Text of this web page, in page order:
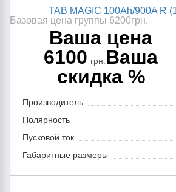
TAB MAGIC 100Ah/900A R
Базовая цена группы 6200грн.
Ваша цена
6100 грн. Ваша
скидка %
Производитель
Полярность
Пусковой ток
Габаритные размеры